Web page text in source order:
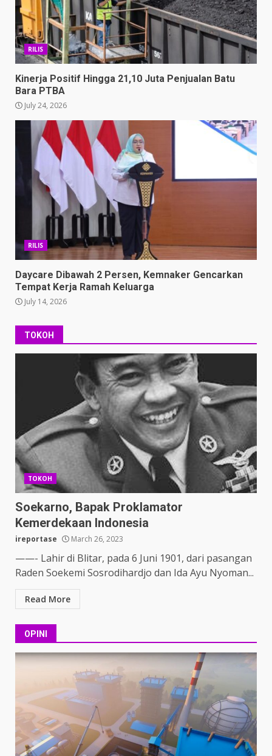
RILIS
Kinerja Positif Hingga 21,10 Juta Penjualan Batu
Bara PTBA
July 24, 2026
RILIS
Daycare Dibawah 2 Persen, Kemnaker Gencarkan
Tempat Kerja Ramah Keluarga
July 14, 2026
TOKOH
TOKOH
Soekarno, Bapak Proklamator
Kemerdekaan Indonesia
ireportase March 26, 2023
——- Lahir di Blitar, pada 6 Juni 1901, dari pasangan
Raden Soekemi Sosrodihardjo dan Ida Ayu Nyoman...
Read More
OPINI